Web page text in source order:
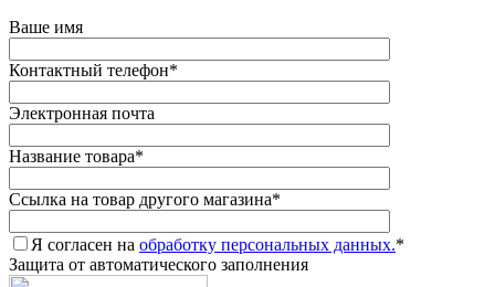
Ваше имя
Контактный телефон*
Электронная почта
Название товара*
Ссылка на товар другого магазина*
Я согласен на обработку персональных данных.*
Защита от автоматического заполнения